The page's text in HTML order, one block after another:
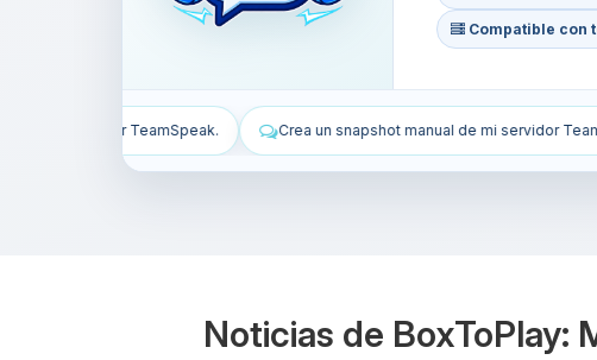
Compatible con
Crea un snapshot manual de mi servidor TeamSpeak. Instala WordPress en
Noticias de BoxToPlay: